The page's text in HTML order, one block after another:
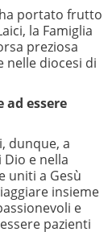
portato frutto
la Famiglia
preziosa
nelle diocesi di
essere
dunque, a
e nella
uniti a Gesù
insieme
e
pazienti